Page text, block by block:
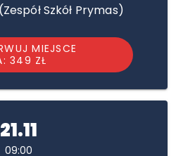
Szkół Prymas)
MIEJSCE
349 ZŁ
21.11
09:00